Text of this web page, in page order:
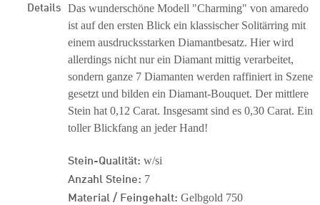
Details Das wunderschöne Modell "Charming" von amaredo
ist auf den ersten Blick ein klassischer Solitärring mit
einem ausdrucksstarken Diamantbesatz. Hier wird
allerdings nicht nur ein Diamant mittig verarbeitet,
sondern ganze 7 Diamanten werden raffiniert in Szene
gesetzt und bilden ein Diamant-Bouquet. Der mittlere
Stein hat 0,12 Carat. Insgesamt sind es 0,30 Carat. Ein
toller Blickfang an jeder Hand!
Stein-Qualität: w/si
Anzahl Steine: 7
Material / Feingehalt: Gelbgold 750